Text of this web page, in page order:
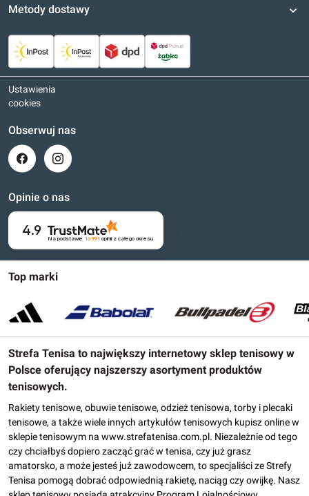
Top marki
Strefa Tenisa to największy internetowy sklep tenisowy w
Polsce oferujący najszerszy asortyment produktów
tenisowych.
Rakiety tenisowe, obuwie tenisowe, odzież tenisowa, torby i plecaki
tenisowe, a także wiele innych artykułów tenisowych kupisz online w
sklepie tenisowym na www.strefatenisa.com.pl. Niezależnie od tego
czy chciałbyś dopiero zacząć grać w tenisa, czy już grasz
amatorsko, a może jesteś już zawodowcem, to specjaliści ze Strefy
Tenisa pomogą dobrać odpowiednią rakietę, naciąg czy owijkę. Nasz
Metody dostawy
Ustawienia
cookies
Obserwuj nas
Opinie o nas
4.9
Na podstawie 16 991 opinii z całego okresu